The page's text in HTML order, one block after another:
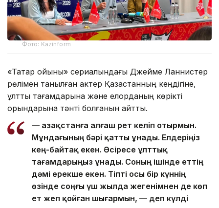
Фото: Kazinform
«Тақтар ойыны» сериалындағы Джейме Ланнистер
рөлімен танылған актер Қазақстанның кеңдігіне,
ұлттық тағамдарына және елорданың көрікті
орындарына тәнті болғанын айтты.
— Қазақстанға алғаш рет келіп отырмын.
Мұндағының бәрі қатты ұнады. Елдеріңіз
кең-байтақ екен. Әсіресе ұлттық
тағамдарыңыз ұнады. Соның ішінде еттің
дәмі ерекше екен. Тіпті осы бір күннің
өзінде соңғы үш жылда жегенімнен де көп
ет жеп қойған шығармын, — деп күлді